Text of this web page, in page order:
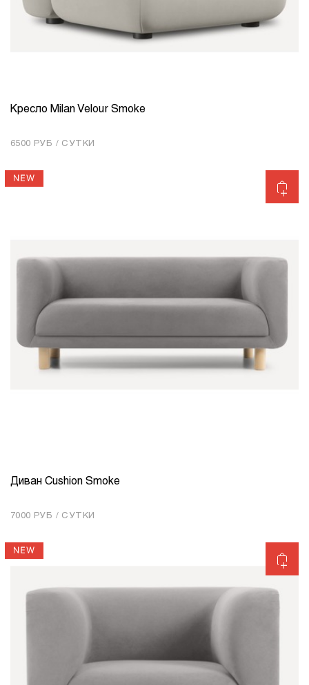
КОЛИЧЕСТВО 1
Кресло Milan Velour Smoke
6500 РУБ / СУТКИ
КОЛИЧЕСТВО 1
Диван Cushion Smoke
7000 РУБ / СУТКИ